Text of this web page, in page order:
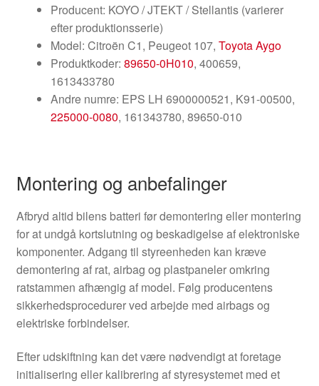
Producent: KOYO / JTEKT / Stellantis (varierer
efter produktionsserie)
Model: Citroën C1, Peugeot 107, Toyota Aygo
Produktkoder: 89650-0H010, 400659,
1613433780
Andre numre: EPS LH 6900000521, K91-00500,
225000-0080, 161343780, 89650-010
Montering og anbefalinger
Afbryd altid bilens batteri før demontering eller montering
for at undgå kortslutning og beskadigelse af elektroniske
komponenter. Adgang til styreenheden kan kræve
demontering af rat, airbag og plastpaneler omkring
ratstammen afhængig af model. Følg producentens
sikkerhedsprocedurer ved arbejde med airbags og
elektriske forbindelser.
Efter udskiftning kan det være nødvendigt at foretage
initialisering eller kalibrering af styresystemet med et